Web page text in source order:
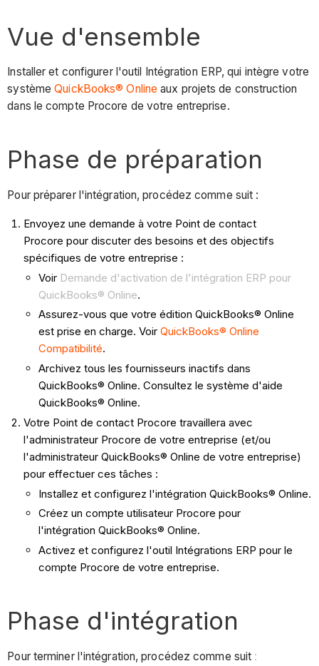
Vue d'ensemble
Installer et configurer l'outil Intégration ERP, qui intègre votre
systèmeQuickBooks® Online aux projets de construction
dans le compte Procore de votre entreprise.
Phase de préparation​
Pour préparer l'intégration, procédez comme suit :
Envoyez une demande à votre Point de contact
Procore pour discuter des besoins et des objectifs
spécifiques de votre entreprise :
Voir Demande d'activation de l'intégration ERP pour
QuickBooks® Online.
Assurez-vous que votre édition QuickBooks® Online
est prise en charge. Voir QuickBooks® Online
Compatibilité.
Archivez tous les fournisseurs inactifs dans
QuickBooks® Online. Consultez le système d'aide
QuickBooks® Online.
Votre Point de contact Procore travaillera avec
l'administrateur Procore de votre entreprise (et/ou
l'administrateur QuickBooks® Online de votre entreprise)
pour effectuer ces tâches :
Installez et configurez l'intégration QuickBooks® Online.
Créez un compte utilisateur Procore pour
l'intégration QuickBooks® Online.
Activez et configurez l'outil Intégrations ERP pour le
compte Procore de votre entreprise.
Phase d'intégration
Pour terminer l'intégration, procédez comme suit :